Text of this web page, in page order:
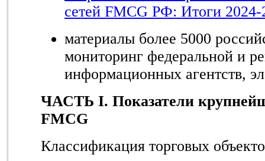
сетей FMCG РФ: Итоги 2024-
материалы более 5000
мониторинг федеральной и
информационных агентств,
ЧАСТЬ I. Показатели
FMCG
Классификация торговых